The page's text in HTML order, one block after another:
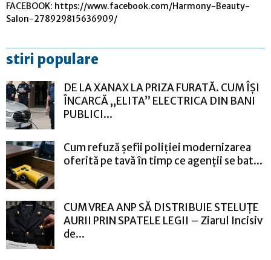
FACEBOOK: https://www.facebook.com/Harmony-Beauty-
Salon-278929815636909/
stiri populare
DE LA XANAX LA PRIZA FURATĂ. CUM ÎȘI
ÎNCARCĂ „ELITA” ELECTRICA DIN BANI
PUBLICI...
Cum refuză șefii poliției modernizarea
oferită pe tavă în timp ce agenții se bat...
CUM VREA ANP SĂ DISTRIBUIE STELUȚE
AURII PRIN SPATELE LEGII – Ziarul Incisiv
de...